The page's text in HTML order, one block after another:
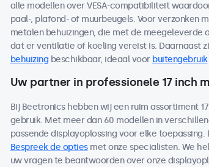
alle modellen over VESA-compatibiliteit
paal-, plafond- of muurbeugels. Voor verzonken
metalen behuizingen, die met de meegeleverde
dat er ventilatie of koeling vereist is. Daarnaast
behuizing beschikbaar, ideaal voor buitengebruik
Uw partner in professionele 17 inch
Bij Beetronics hebben wij een ruim assortiment
gebruik. Met meer dan 60 modellen in
passende displayoplossing voor elke toepassing.
Bespreek de optiesmet onze specialisten. We
uw vragen te beantwoorden over onze